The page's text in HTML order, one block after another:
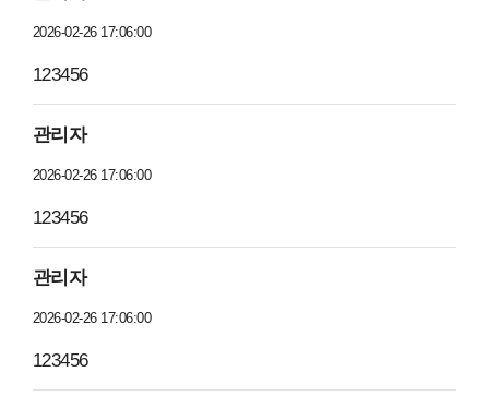
2026-02-26 17:06:00
123456
관리자
2026-02-26 17:06:00
123456
관리자
2026-02-26 17:06:00
123456